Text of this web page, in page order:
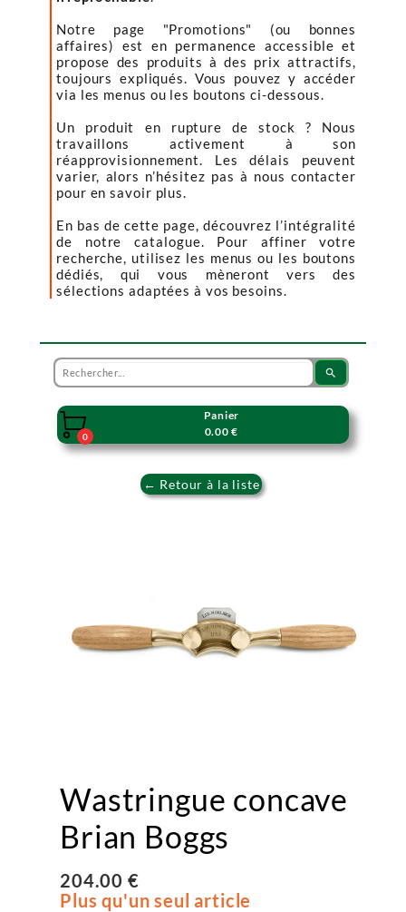
Notre page "Promotions" (ou bonnes
affaires) est en permanence accessible et
propose des produits à des prix attractifs,
toujours expliqués. Vous pouvez y accéder
via les menus ou les boutons ci-dessous.
Un produit en rupture de stock ? Nous
travaillons activement à son
réapprovisionnement. Les délais peuvent
varier, alors n’hésitez pas à nous contacter
pour en savoir plus.
En bas de cette page, découvrez l’intégralité
de notre catalogue. Pour affiner votre
recherche, utilisez les menus ou les boutons
dédiés, qui vous mèneront vers des
sélections adaptées à vos besoins.
search

0
Panier
0.00 €
← Retour à la liste
Wastringue concave
Brian Boggs
204.00 €
Plus qu'un seul article